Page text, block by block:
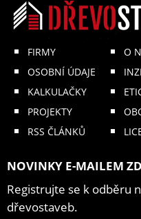
FIRMY
OSOBNÍ ÚDAJE
KALKULAČKY
PROJEKTY
RSS ČLÁNKŮ
O
NOVINKY E-MAILEM
Registrujte se k odběru
dřevostaveb.